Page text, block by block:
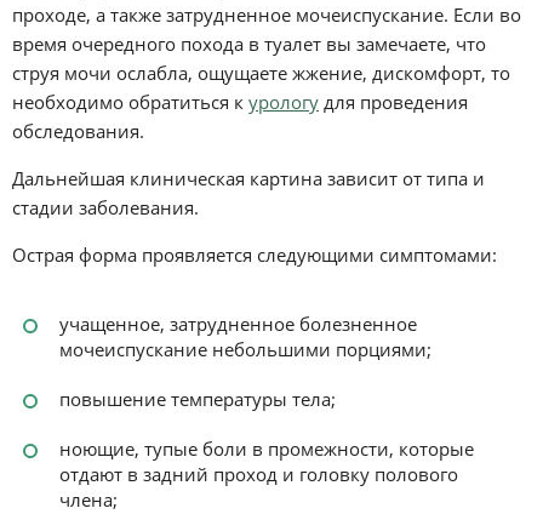
проходе, а также затрудненное мочеиспускание. Если во
время очередного похода в туалет вы замечаете, что
струя мочи ослабла, ощущаете жжение, дискомфорт, то
необходимо обратиться к урологу для проведения
обследования.
Дальнейшая клиническая картина зависит от типа и
стадии заболевания.
Острая форма проявляется следующими симптомами:
учащенное, затрудненное болезненное
мочеиспускание небольшими порциями;
повышение температуры тела;
ноющие, тупые боли в промежности, которые
отдают в задний проход и головку полового
члена;